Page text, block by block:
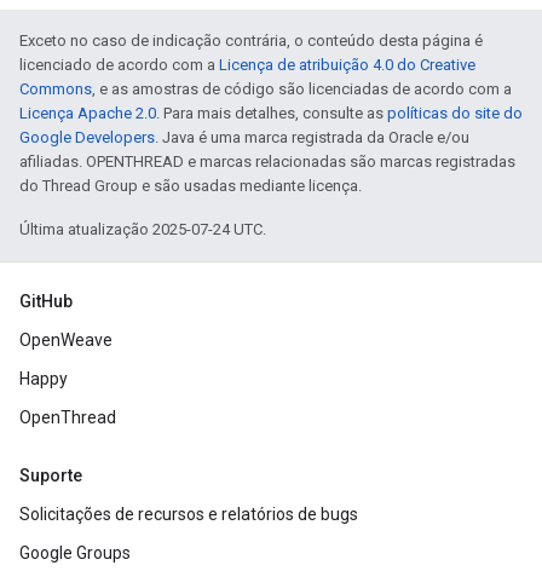
Exceto no caso de indicação contrária, o conteúdo desta página é
licenciado de acordo com a Licença de atribuição 4.0 do Creative
Commons, e as amostras de código são licenciadas de acordo com a
Licença Apache 2.0. Para mais detalhes, consulte as políticas do site do
Google Developers. Java é uma marca registrada da Oracle e/ou
afiliadas. OPENTHREAD e marcas relacionadas são marcas registradas
do Thread Group e são usadas mediante licença.
Última atualização 2025-07-24 UTC.
GitHub
OpenWeave
Happy
OpenThread
Suporte
Solicitações de recursos e relatórios de bugs
Google Groups